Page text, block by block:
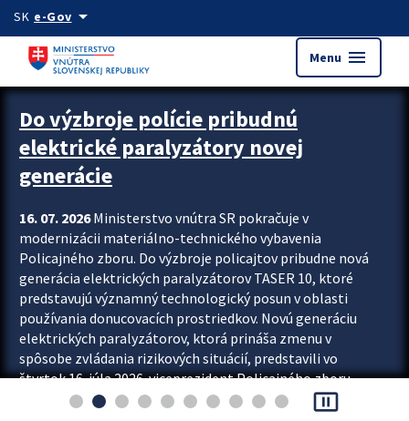
Preskocit na hlavný obsah
SK e-Govarrow_drop_down
Menu menu
Zastavit automatický posun upútavok
Do výzbroje polície pribudnú
elektrické paralyzátory novej
generácie
16. 07. 2026Ministerstvo vnútra SR pokračuje v
modernizácii materiálno-technického vybavenia
Policajného zboru. Do výzbroje policajtov pribudne nová
generácia elektrických paralyzátorov TASER 10, ktoré
predstavujú významný technologický posun v oblasti
používania donucovacích prostriedkov. Novú generáciu
elektrických paralyzátorov, ktorá prináša zmenu v
spôsobe zvládania rizikových situácií, predstavili vo
štvrtok 16. júla 2026 viceprezident Policajného zboru
Rastislav Polakovič a riaditeľ odboru výcviku...
pause_presentation